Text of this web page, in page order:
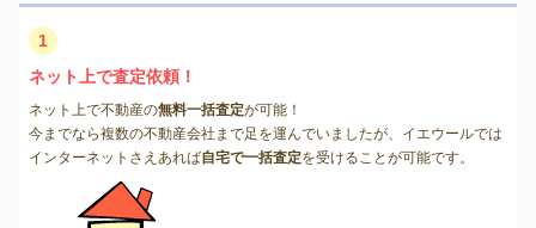
1
ネット上で査定依頼！
ネット上で不動産の無料一括査定が可能！
今までなら複数の不動産会社まで足を運んでいましたが、イエウールでは
インターネットさえあれば自宅で一括査定を受けることが可能です。